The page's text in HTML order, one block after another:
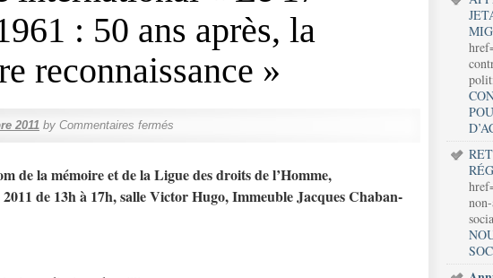
: 50 ans après, la
reconnaissance »
2011 by Commentaires fermés
de la mémoire et de la Ligue des droits de l’Homme,
de 13h à 17h, salle Victor Hugo, Immeuble Jacques Chaban-